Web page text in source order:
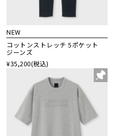
NEW
コットンストレッチ 5ポケット
ジーンズ
¥35,200(税込)